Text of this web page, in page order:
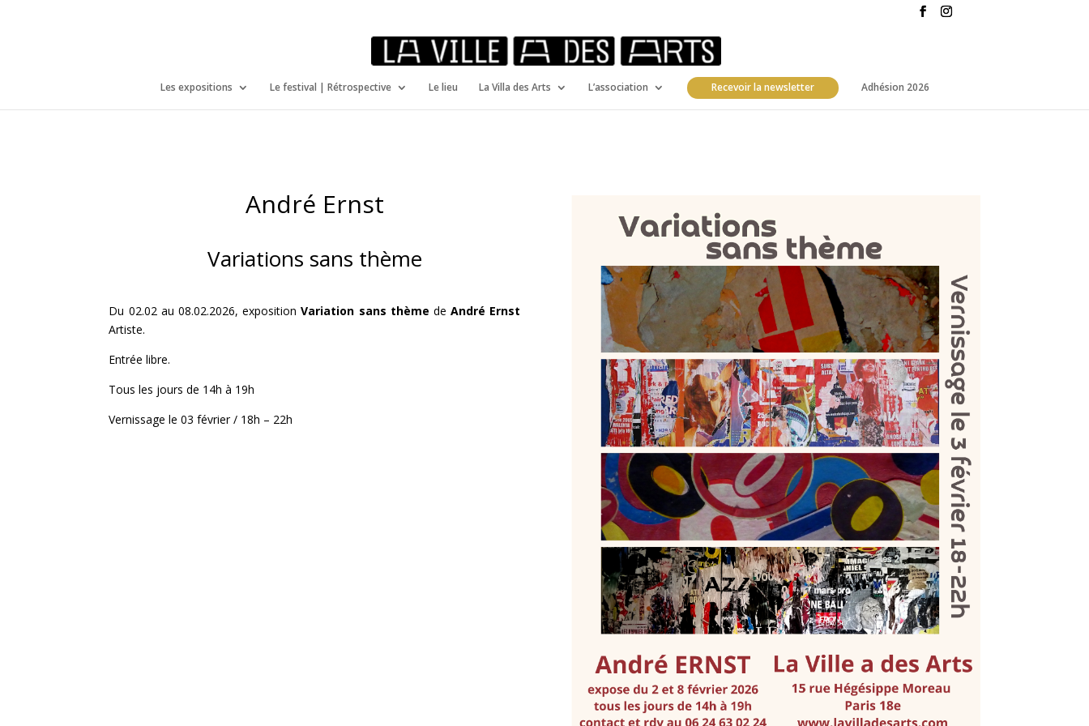
Les expositions Le festival | Rétrospective Le lieu La Villa des Arts L’association Recevoir la newsletter Adhésion 2026
André Ernst
Variations sans thème
Du 02.02 au 08.02.2026, expositionVariation sans thèmedeAndré Ernst
Artiste.
Entrée libre.
Tous les jours de 14h à 19h
Vernissage le 03 février / 18h – 22h